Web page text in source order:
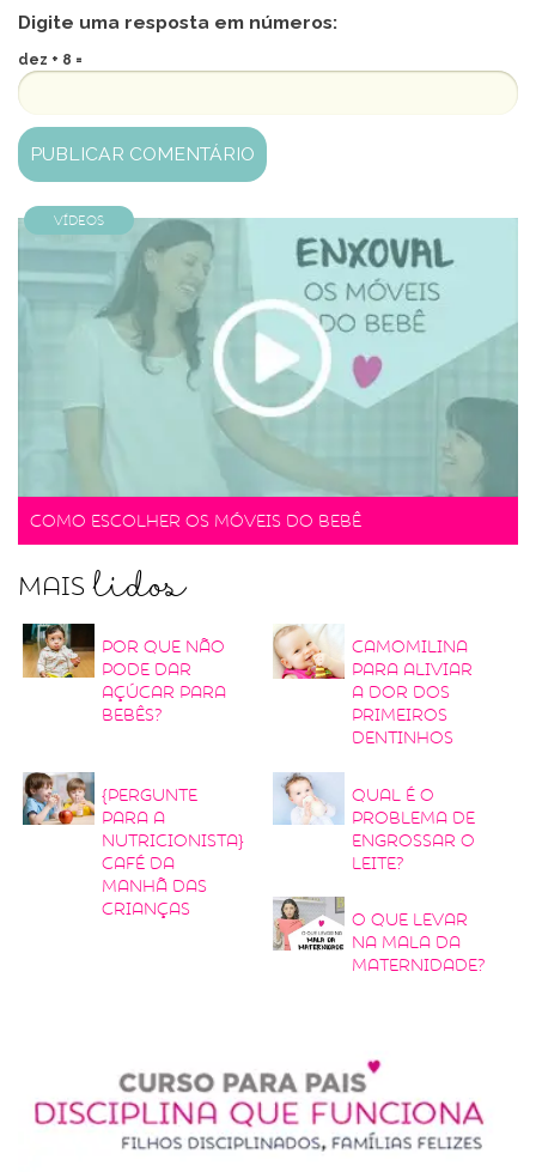
Digite uma resposta em números:
dez + 8 =
Vídeos
Como escolher os móveis do bebê
Maislidos
Por que não
pode dar
açúcar para
bebês?
Camomilina
para aliviar
a dor dos
primeiros
dentinhos
{Pergunte
para a
nutricionista}
Café da
manhã das
crianças
Qual é o
problema de
engrossar o
leite?
O que levar
na mala da
maternidade?